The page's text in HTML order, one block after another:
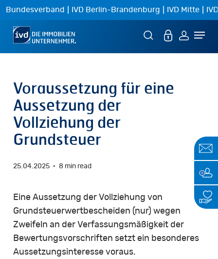
Skip
main
Bundesverband | IVD Berlin-Brandenburg | IVD Mitte |
Voraussetzung für eine
Aussetzung der
Vollziehung der
Grundsteuer
25.04.2025 8 min read
Eine Aussetzung der Vollziehung von
Grundsteuerwertbescheiden (nur) wegen
Zweifeln an der Verfassungsmäßigkeit der
Bewertungsvorschriften setzt ein besonderes
Aussetzungsinteresse voraus.